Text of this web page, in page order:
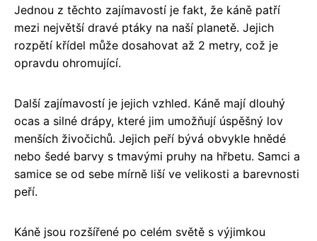
Jednou z těchto zajímavostí je fakt, že káně patří
mezi největší dravé ptáky na naší planetě. Jejich
rozpětí křídel může dosahovat až 2 metry, což je
opravdu ohromující.
Další zajímavostí je jejich vzhled. Káně mají dlouhý
ocas a silné drápy, které jim umožňují úspěšný lov
menších živočichů. Jejich peří bývá obvykle hnědé
nebo šedé barvy s tmavými pruhy na hřbetu. Samci a
samice se od sebe mírně liší ve velikosti a barevnosti
peří.
Káně jsou rozšířené po celém světě s výjimkou